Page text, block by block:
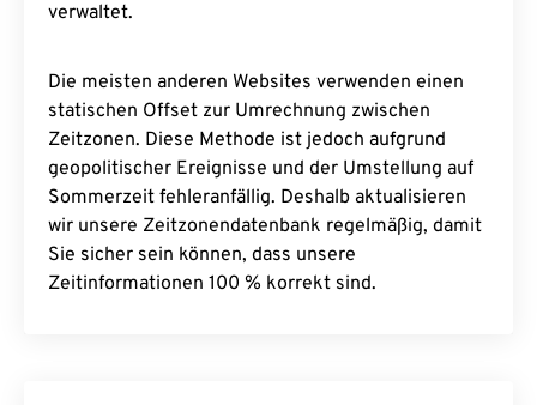
verwaltet.
Die meisten anderen Websites verwenden einen
statischen Offset zur Umrechnung zwischen
Zeitzonen. Diese Methode ist jedoch aufgrund
geopolitischer Ereignisse und der Umstellung auf
Sommerzeit fehleranfällig. Deshalb aktualisieren
wir unsere Zeitzonendatenbank regelmäßig, damit
Sie sicher sein können, dass unsere
Zeitinformationen 100 % korrekt sind.